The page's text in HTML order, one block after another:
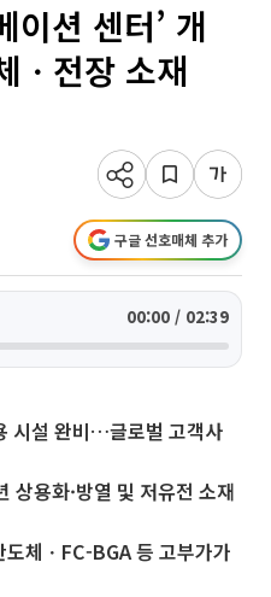
이션 센터’ 개
ㆍ전장 소재
구글 선호매체 추가
00:00 / 02:39
시설 완비…글로벌 고객사
상용화·방열 및 저유전 소재
체ㆍFC-BGA 등 고부가가